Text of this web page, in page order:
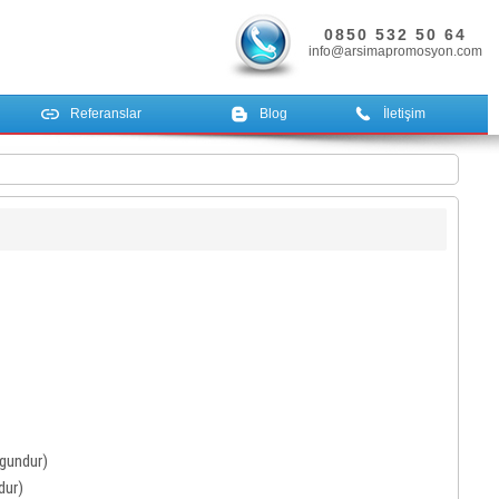
0850 532 50 64
info@arsimapromosyon.com
Referanslar Blog İletişim